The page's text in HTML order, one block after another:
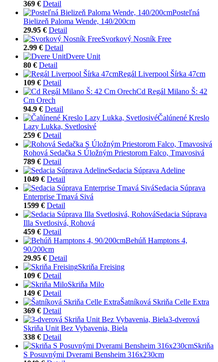
369 € Detail
Posteľná
Bielizeň Paloma Wende, 140/200cm
29.95 € Detail
Svorkový Nosník Free
2.99 € Detail
Dvere Unit
80 € Detail
Regál Liverpool Šírka 47cm
109 € Detail
Cd Regál Milano Š: 42
Cm Orech
94.9 € Detail
Čalúnené Kreslo
Lazy Lukka, Svetlosivé
259 € Detail
Rohová Sedačka S Úložným Priestorom Falco, Tmavosivá
789 € Detail
Sedacia Súprava Adeline
1049 € Detail
Sedacia Súprava
Enterprise Tmavá Sivá
1599 € Detail
Sedacia Súprava
Illa Svetlosivá, Rohová
459 € Detail
Behúň Hamptons 4,
90/200cm
29.95 € Detail
Skriňa Freising
109 € Detail
Skriňa Milo
149 € Detail
Šatníková Skriňa Celle Extra
369 € Detail
3-dverová
Skriňa Unit Bez Vybavenia, Biela
338 € Detail
Skriňa
S Posuvnými Dverami Bensheim 316x230cm